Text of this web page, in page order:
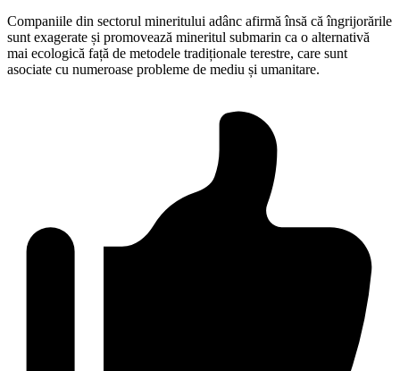
Companiile din sectorul mineritului adânc afirmă însă că îngrijorările
sunt exagerate și promovează mineritul submarin ca o alternativă
mai ecologică față de metodele tradiționale terestre, care sunt
asociate cu numeroase probleme de mediu și umanitare.